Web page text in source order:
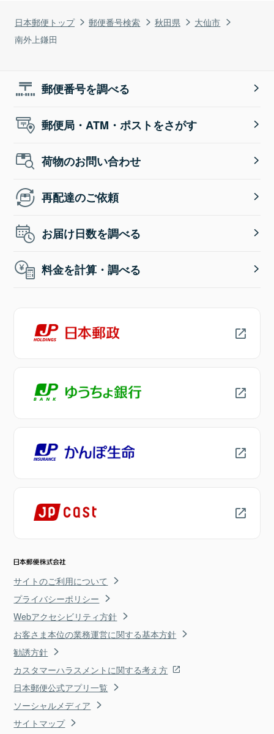
日本郵便トップ 郵便番号検索 秋田県
大仙市
南外上鎌田
郵便番号を調べる
郵便局・ATM・ポストをさがす
荷物のお問い合わせ
再配達のご依頼
お届け日数を調べる
料金を計算・調べる
サイトのご利用について
プライバシーポリシー
Webアクセシビリティ方針
お客さま本位の業務運営に関する基本方針
勧誘方針
カスタマーハラスメントに関する考え方
日本郵便公式アプリ一覧
ソーシャルメディア
サイトマップ